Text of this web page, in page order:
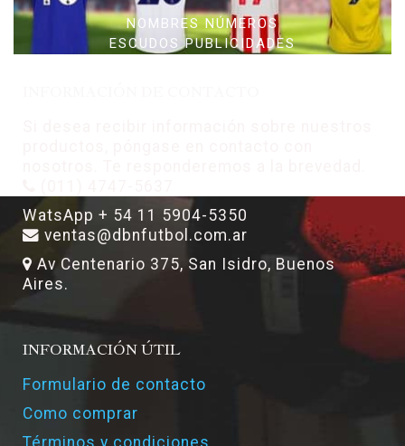
NOMBRES NÚMEROS
ESCUDOS PUBLICIDADES
WatsApp + 54 11 5904-5350
ventas@dbnfutbol.com.ar
Av Centenario 375, San Isidro, Buenos
Aires.
INFORMACIÓN ÚTIL
Formulario de contacto
Como comprar
Términos y condiciones